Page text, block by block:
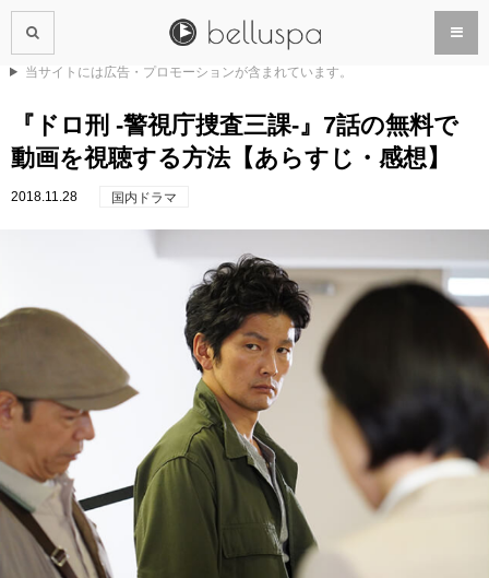
当サイトには広告・プロモーションが含まれています。
『ドロ刑 -警視庁捜査三課-』7話の無料で
動画を視聴する方法【あらすじ・感想】
2018.11.28 国内ドラマ